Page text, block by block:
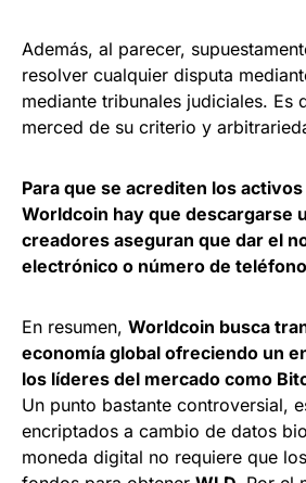
Además, al parecer,
resolver cualquier disputa
mediante tribunales judiciales. Es
merced de su criterio y
Para que se acrediten los
Worldcoin hay que descargarse
creadores aseguran que dar el
electrónico o número de
En resumen, Worldcoin busca
economía global ofreciendo un
los líderes del mercado como
Un punto bastante controversial,
encriptados a cambio de datos
moneda digital no requiere que